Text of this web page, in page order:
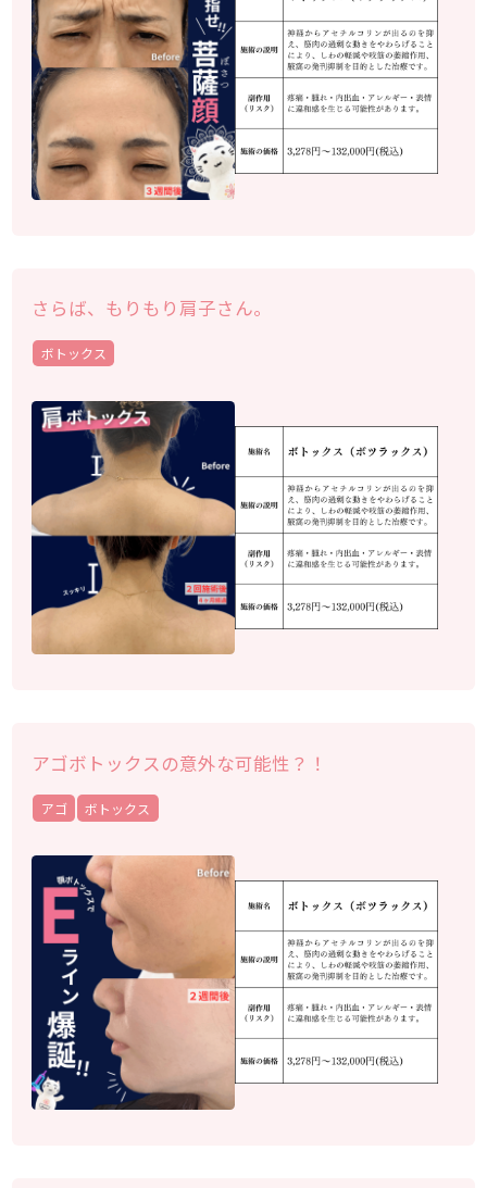
さらば、もりもり肩子さん。
ボトックス
アゴボトックスの意外な可能性？！
アゴ ボトックス